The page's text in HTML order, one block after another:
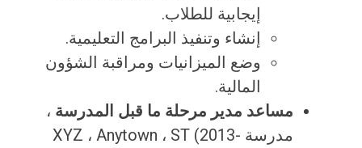
إيجابية للطلاب.
إنشاء وتنفيذ البرامج التعليمية.
وضع الميزانيات ومراقبة الشؤون
المالية.
مساعد مدير مرحلة ما قبل المدرسة ،
مدرسة XYZ ، Anytown ، ST (2013-